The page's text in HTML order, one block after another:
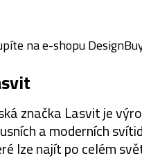
na e-shopu
značka Lasvit je
a moderních
lze najít po celém